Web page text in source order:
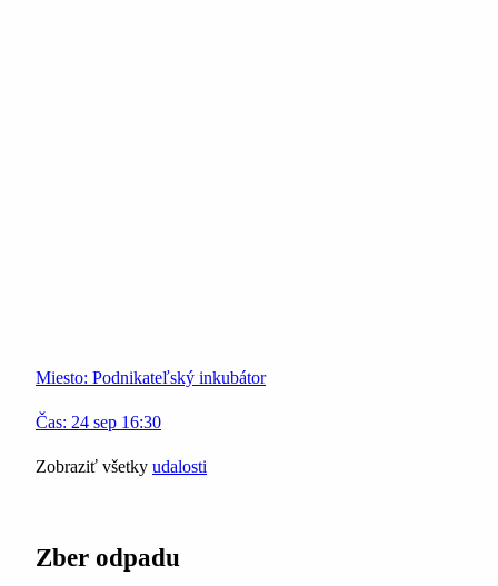
Miesto: Podnikateľský inkubátor
Čas: 24 sep 16:30
Zobraziť všetky udalosti
Zber odpadu